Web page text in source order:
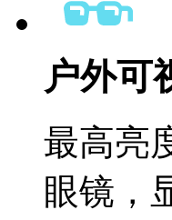
户外可
最高亮
眼镜，